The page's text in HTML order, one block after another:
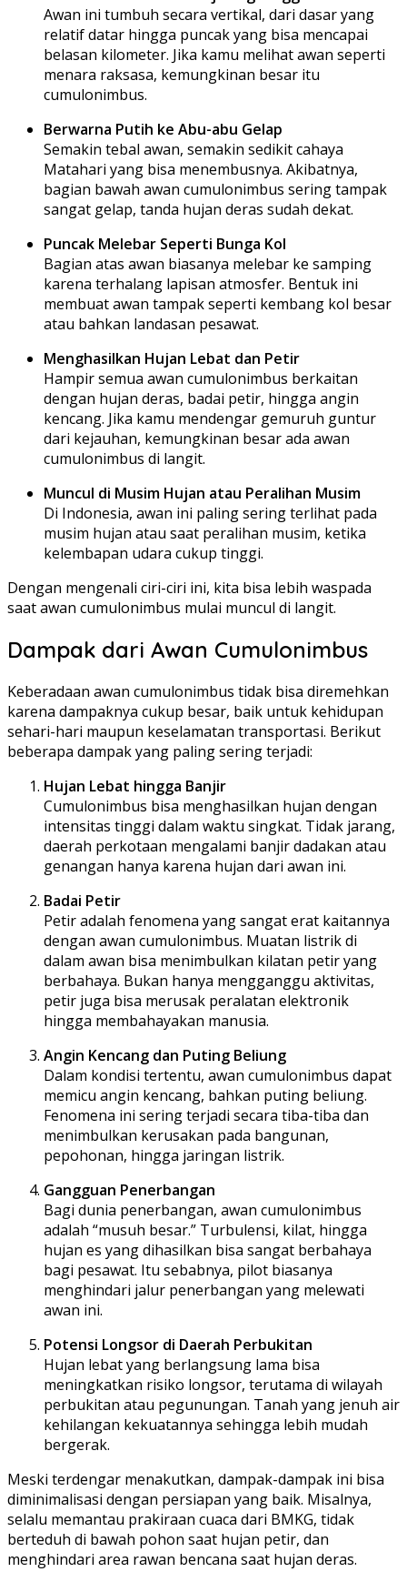
Awan ini tumbuh secara vertikal, dari dasar yang
relatif datar hingga puncak yang bisa mencapai
belasan kilometer. Jika kamu melihat awan seperti
menara raksasa, kemungkinan besar itu
cumulonimbus.
Berwarna Putih ke Abu-abu Gelap
Semakin tebal awan, semakin sedikit cahaya
Matahari yang bisa menembusnya. Akibatnya,
bagian bawah awan cumulonimbus sering tampak
sangat gelap, tanda hujan deras sudah dekat.
Puncak Melebar Seperti Bunga Kol
Bagian atas awan biasanya melebar ke samping
karena terhalang lapisan atmosfer. Bentuk ini
membuat awan tampak seperti kembang kol besar
atau bahkan landasan pesawat.
Menghasilkan Hujan Lebat dan Petir
Hampir semua awan cumulonimbus berkaitan
dengan hujan deras, badai petir, hingga angin
kencang. Jika kamu mendengar gemuruh guntur
dari kejauhan, kemungkinan besar ada awan
cumulonimbus di langit.
Muncul di Musim Hujan atau Peralihan Musim
Di Indonesia, awan ini paling sering terlihat pada
musim hujan atau saat peralihan musim, ketika
kelembapan udara cukup tinggi.
Dengan mengenali ciri-ciri ini, kita bisa lebih waspada
saat awan cumulonimbus mulai muncul di langit.
Dampak dari Awan Cumulonimbus
Keberadaan awan cumulonimbus tidak bisa diremehkan
karena dampaknya cukup besar, baik untuk kehidupan
sehari-hari maupun keselamatan transportasi. Berikut
beberapa dampak yang paling sering terjadi:
Hujan Lebat hingga Banjir
Cumulonimbus bisa menghasilkan hujan dengan
intensitas tinggi dalam waktu singkat. Tidak jarang,
daerah perkotaan mengalami banjir dadakan atau
genangan hanya karena hujan dari awan ini.
Badai Petir
Petir adalah fenomena yang sangat erat kaitannya
dengan awan cumulonimbus. Muatan listrik di
dalam awan bisa menimbulkan kilatan petir yang
berbahaya. Bukan hanya mengganggu aktivitas,
petir juga bisa merusak peralatan elektronik
hingga membahayakan manusia.
Angin Kencang dan Puting Beliung
Dalam kondisi tertentu, awan cumulonimbus dapat
memicu angin kencang, bahkan puting beliung.
Fenomena ini sering terjadi secara tiba-tiba dan
menimbulkan kerusakan pada bangunan,
pepohonan, hingga jaringan listrik.
Gangguan Penerbangan
Bagi dunia penerbangan, awan cumulonimbus
adalah “musuh besar.” Turbulensi, kilat, hingga
hujan es yang dihasilkan bisa sangat berbahaya
bagi pesawat. Itu sebabnya, pilot biasanya
menghindari jalur penerbangan yang melewati
awan ini.
Potensi Longsor di Daerah Perbukitan
Hujan lebat yang berlangsung lama bisa
meningkatkan risiko longsor, terutama di wilayah
perbukitan atau pegunungan. Tanah yang jenuh air
kehilangan kekuatannya sehingga lebih mudah
bergerak.
Meski terdengar menakutkan, dampak-dampak ini bisa
diminimalisasi dengan persiapan yang baik. Misalnya,
selalu memantau prakiraan cuaca dari BMKG, tidak
berteduh di bawah pohon saat hujan petir, dan
menghindari area rawan bencana saat hujan deras.